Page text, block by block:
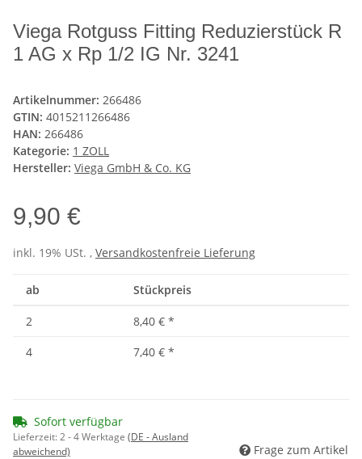
Viega Rotguss Fitting Reduzierstück R
1 AG x Rp 1/2 IG Nr. 3241
Artikelnummer: 266486
GTIN: 4015211266486
HAN: 266486
Kategorie: 1 ZOLL
Hersteller: Viega GmbH & Co. KG
9,90 €
inkl. 19% USt. , Versandkostenfreie Lieferung
ab Stückpreis
2 8,40 € *
4
7,40 € *
Sofort verfügbar
Lieferzeit:2 - 4 Werktage (DE - Ausland
abweichend)
Frage zum Artikel